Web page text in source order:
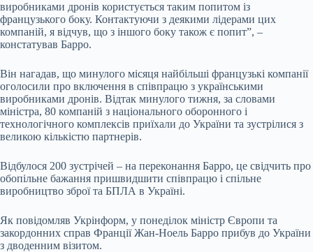
виробниками дронів користується таким попитом із
французького боку. Контактуючи з деякими лідерами цих
компаній, я відчув, що з іншого боку також є попит”, –
констатував Барро.
Він нагадав, що минулого місяця найбільші французькі компанії
оголосили про включення в співпрацю з українськими
виробниками дронів. Відтак минулого тижня, за словами
міністра, 80 компаній з національного оборонного і
технологічного комплексів приїхали до України та зустрілися з
великою кількістю партнерів.
Відбулося 200 зустрічей – на переконання Барро, це свідчить про
обопільне бажання пришвидшити співпрацю і спільне
виробництво зброї та БПЛА в Україні.
Як повідомляв Укрінформ, у понеділок міністр Європи та
закордонних справ Франції Жан-Ноель Барро прибув до України
з дводенним візитом.